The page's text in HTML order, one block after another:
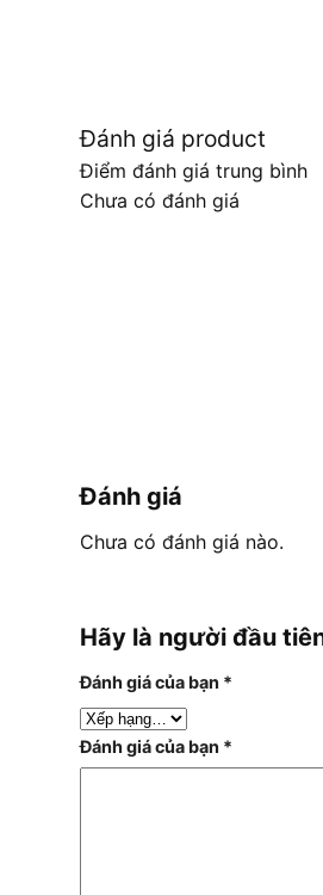
Đánh giá product
Điểm đánh giá trung bình
Chưa có đánh giá
Đánh giá
Chưa có đánh giá nào.
Hãy là người đầu
Đánh giá của bạn *
Đánh giá của bạn *